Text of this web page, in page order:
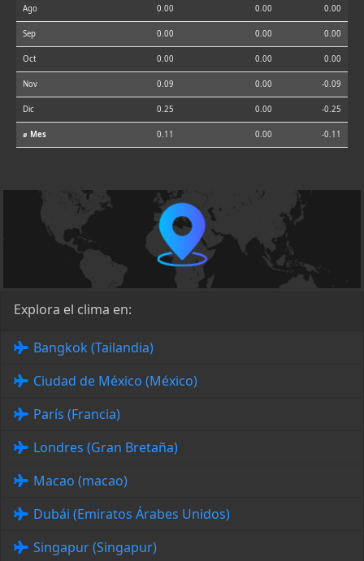
Ago 0.00 0.00 0.00
Sep 0.00 0.00 0.00
Oct 0.00 0.00 0.00
Nov 0.09 0.00 -0.09
Dic 0.25 0.00 -0.25
⌀ Mes 0.11 0.00 -0.11
Explora el clima en:
Bangkok (Tailandia)
Ciudad de México (México)
París (Francia)
Londres (Gran Bretaña)
Macao (macao)
Dubái (Emiratos Árabes Unidos)
Singapur (Singapur)